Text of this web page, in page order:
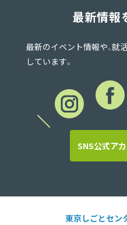
最新情報
最新のイベント情報や、就
しています。
SNS公式ア
東京しごとセン